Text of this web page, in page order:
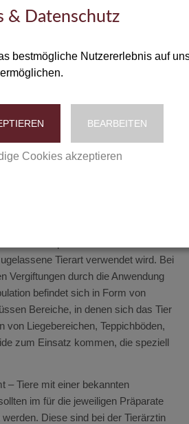
anfallsartigen Juckreiz äußert,
kratzen sich anhaltend und
häufig eine – mitunter eitrige –
es können krustige oder nässende
hervorzurufen und die
häufig schwierig, die Ursache für
eine Flohspeichelallergiedermatitis
– beim Hund
ihre Lebensqualität
effektiv zu bekämpfen und
Floh-Präparat behandelt werden.
Tierart verwendet wird. Bei
Vergiftungen durch die Anwendung
befindet sich in Form von
Bereiche, in denen sich das Tier
Liegebereichen, Teppichböden,
zum Einsatz kommen, die speziell
– Tiere mit einer bekannten
im für die jeweiligen Präparate
Diese sind bei der Tierärztin
& Datenschutz
bestmögliche Nutzererlebnis auf
ermöglichen.
BEARBEITEN
Cookies akzeptieren